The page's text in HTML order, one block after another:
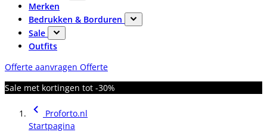
Merken
Bedrukken & Borduren
Sale
Outfits
Offerte aanvragen Offerte
Sale met kortingen tot -30%
Proforto.nl
Startpagina